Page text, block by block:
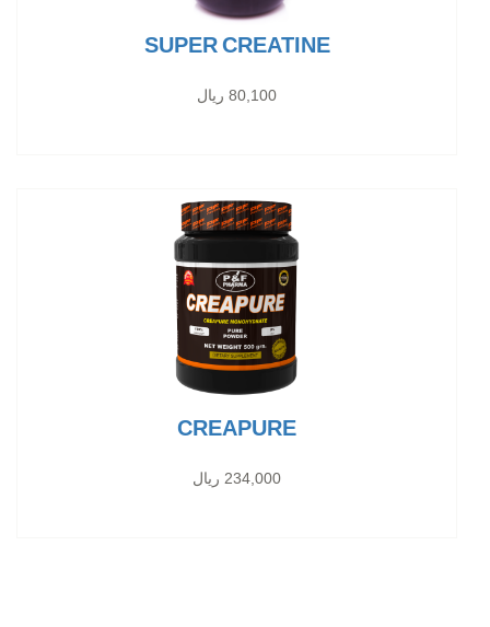
SUPER CREATINE
80,100 ریال
CREAPURE
234,000 ریال